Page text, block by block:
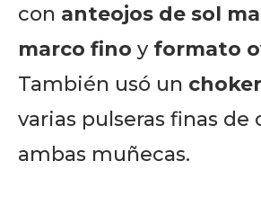
con anteojos de sol
marco fino y formato
También usó un
varias pulseras finas de
ambas muñecas.